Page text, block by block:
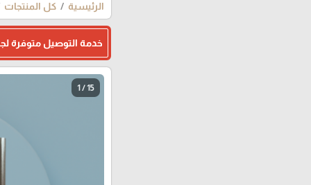
الرئيسية كل المنتجات
خدمة التوصيل متوفرة
1 / 15